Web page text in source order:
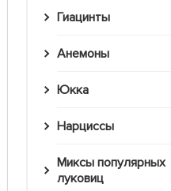
Гиацинты
Анемоны
Юкка
Нарциссы
Миксы популярных
луковиц